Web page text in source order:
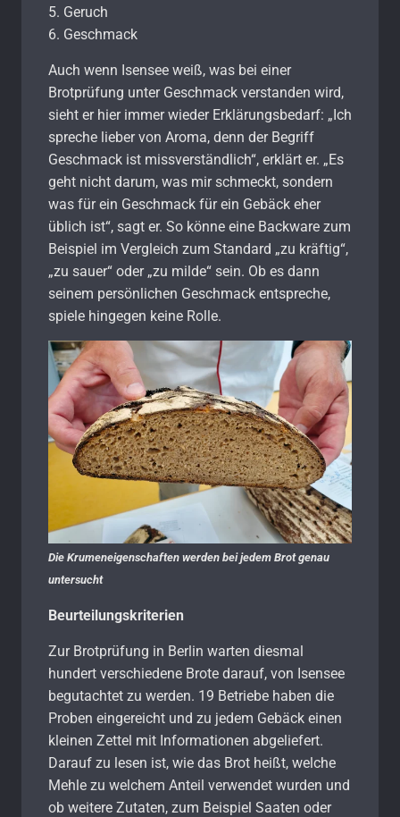
5. Geruch
6. Geschmack
Auch wenn Isensee weiß, was bei einer
Brotprüfung unter Geschmack verstanden wird,
sieht er hier immer wieder Erklärungsbedarf: „Ich
spreche lieber von Aroma, denn der Begriff
Geschmack ist missverständlich“, erklärt er. „Es
geht nicht darum, was mir schmeckt, sondern
was für ein Geschmack für ein Gebäck eher
üblich ist“, sagt er. So könne eine Backware zum
Beispiel im Vergleich zum Standard „zu kräftig“,
„zu sauer“ oder „zu milde“ sein. Ob es dann
seinem persönlichen Geschmack entspreche,
spiele hingegen keine Rolle.
Die Krumeneigenschaften werden bei jedem Brot genau
untersucht
Beurteilungskriterien
Zur Brotprüfung in Berlin warten diesmal
hundert verschiedene Brote darauf, von Isensee
begutachtet zu werden. 19 Betriebe haben die
Proben eingereicht und zu jedem Gebäck einen
kleinen Zettel mit Informationen abgeliefert.
Darauf zu lesen ist, wie das Brot heißt, welche
Mehle zu welchem Anteil verwendet wurden und
ob weitere Zutaten, zum Beispiel Saaten oder